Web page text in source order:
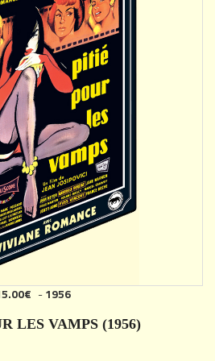
-1956
LES VAMPS (1956)